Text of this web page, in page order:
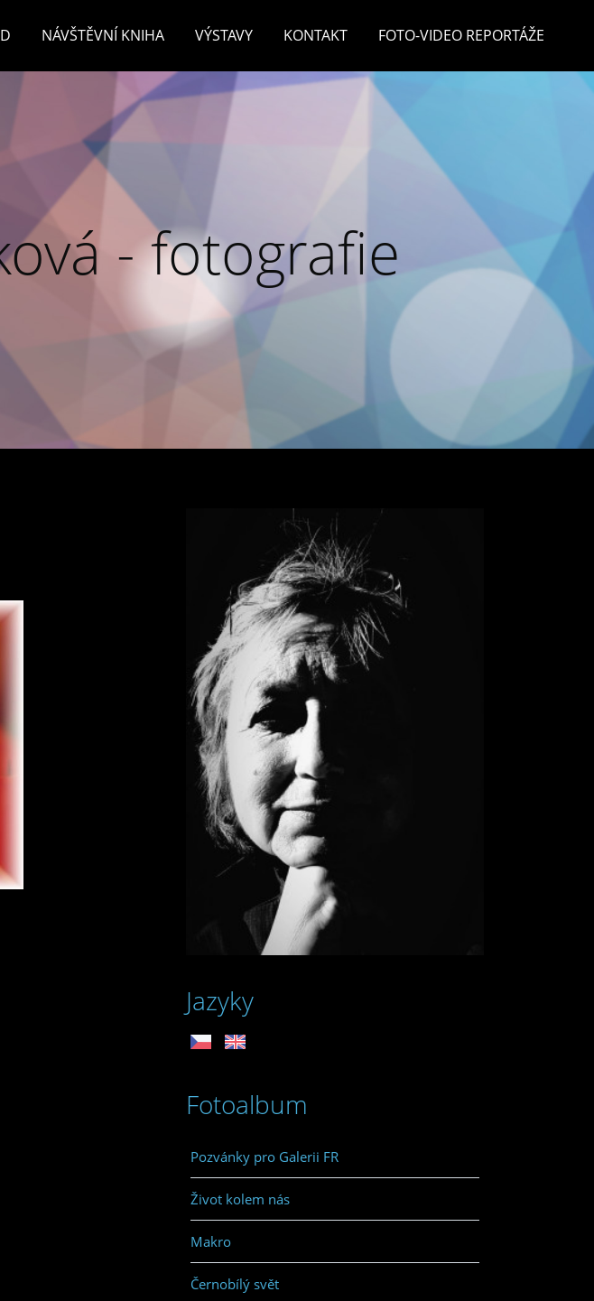
NÁVŠTĚVNÍ KNIHA VÝSTAVY KONTAKT FOTO-VIDEO REPORTÁŽE
- fotografie
Jazyky
Fotoalbum
Pozvánky pro Galerii FR
Život kolem nás
Makro
Černobílý svět